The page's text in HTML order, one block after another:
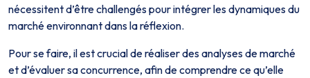
nécessitent d’être challengés pour intégrer les dynamiques du
marché environnant dans la réflexion.
Pour se faire, il est crucial de réaliser des analyses de marché
et d’évaluer sa concurrence, afin de comprendre ce qu’elle